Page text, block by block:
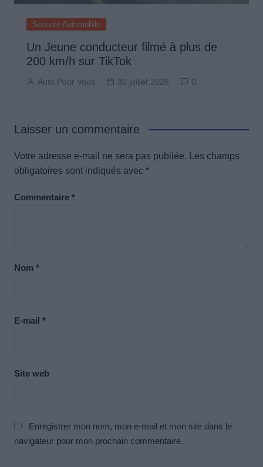
Sécurité Automobile
Un Jeune conducteur filmé à plus de
200 km/h sur TikTok
Auto Pour Vous 30 juillet 2026 0
Laisser un commentaire
Votre adresse e-mail ne sera pas publiée.
Les champs
obligatoires sont indiqués avec *
Commentaire *
Nom *
E-mail *
Site web
Enregistrer mon nom, mon e-mail et mon site dans le
navigateur pour mon prochain commentaire.